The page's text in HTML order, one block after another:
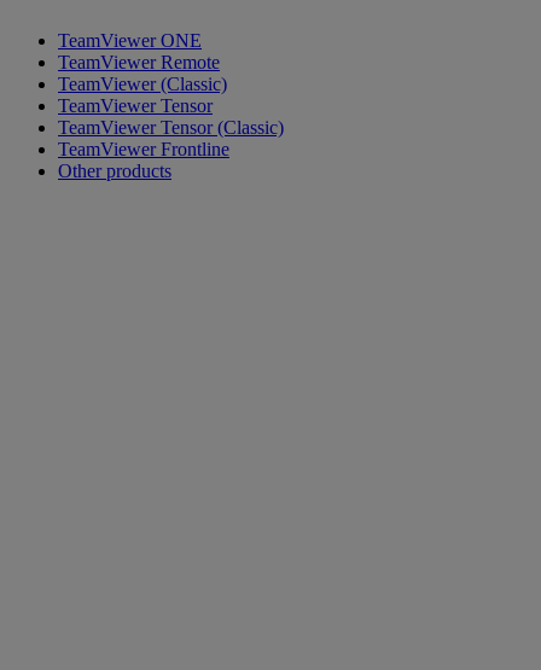
TeamViewer ONE
TeamViewer Remote
TeamViewer (Classic)
TeamViewer Tensor
TeamViewer Tensor (Classic)
TeamViewer Frontline
Other products